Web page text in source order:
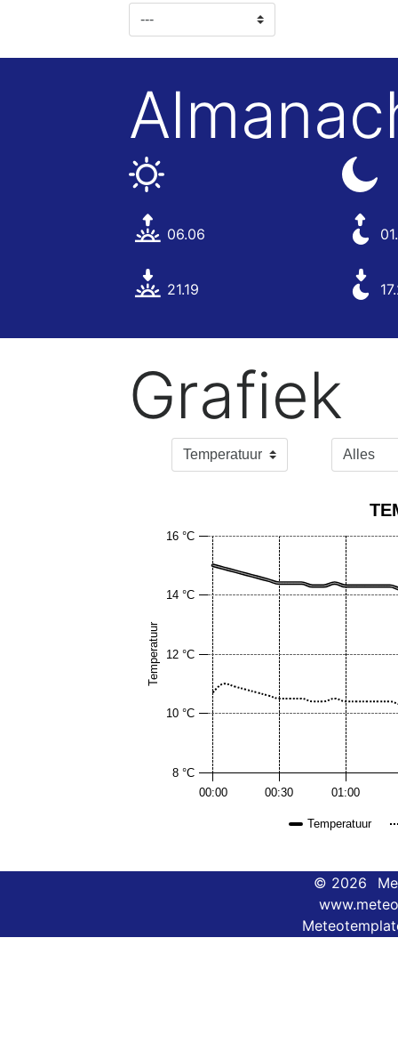
06.06
21.19
Grafiek
Temperatuur
Temperatuur
00:00 00:30 01:00
8 °C
10 °C
12 °C
14 °C
16 °C
© 2026